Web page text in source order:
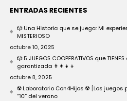
ENTRADAS RECIENTES
🎲 Una Historia que se juega: Mi
MISTERIOSO
octubre 10, 2025
🎲 5 JUEGOS COOPERATIVOS que
garantizada 👨‍👩‍👧‍👦
octubre 8, 2025
☢️ Laboratorio Con4Hijos ☢️ [Los juegos
“10” del verano